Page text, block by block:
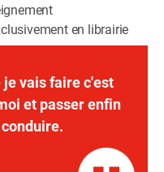
en librairie
vais faire c'est
et passer enfin